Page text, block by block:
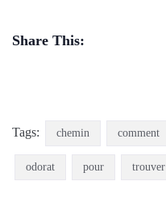
Share This:
Tags: chemin comment
odorat pour trouver